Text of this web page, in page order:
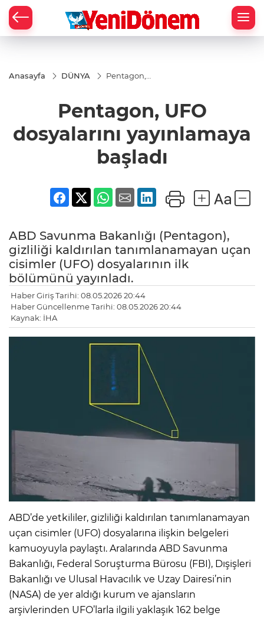
Anasayfa DÜNYA
Pentagon,
başladı
Pentagon, UFO
dosyalarını yayınlamaya
başladı
ABD Savunma Bakanlığı (Pentagon),
gizliliği kaldırılan tanımlanamayan uçan
cisimler (UFO) dosyalarının ilk
bölümünü yayınladı.
Haber Giriş Tarihi: 08.05.2026 20:44
Haber Güncellenme Tarihi: 08.05.2026 20:44
Kaynak: İHA
ABD’de yetkililer, gizliliği kaldırılan tanımlanamayan
uçan cisimler (UFO) dosyalarına ilişkin belgeleri
kamuoyuyla paylaştı. Aralarında ABD Savunma
Bakanlığı, Federal Soruşturma Bürosu (FBI), Dışişleri
Bakanlığı ve Ulusal Havacılık ve Uzay Dairesi’nin
(NASA) de yer aldığı kurum ve ajansların
arşivlerinden UFO’larla ilgili yaklaşık 162 belge